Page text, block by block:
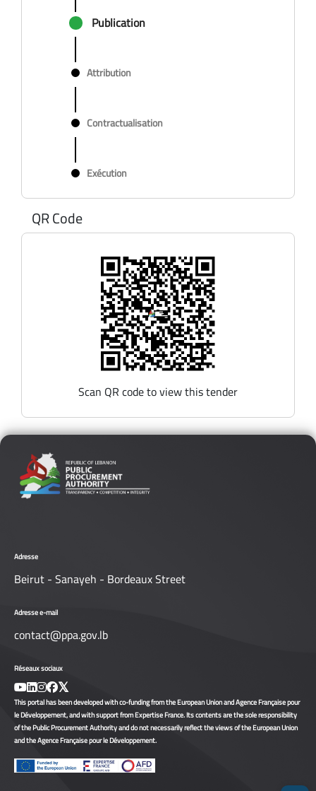
Publication
Attribution
Contractualisation
Exécution
QR Code
Scan QR code to view this tender
Adresse
Beirut - Sanayeh - Bordeaux Street
Adresse e-mail
contact@ppa.gov.lb
Réseaux sociaux
This portal has been developed with co-funding from the European Union and Agence Française pour
le Développement, and with support from Expertise France. Its contents are the sole responsibility
of the Public Procurement Authority and do not necessarily reflect the views of the European Union
and the Agence Française pour le Développement.